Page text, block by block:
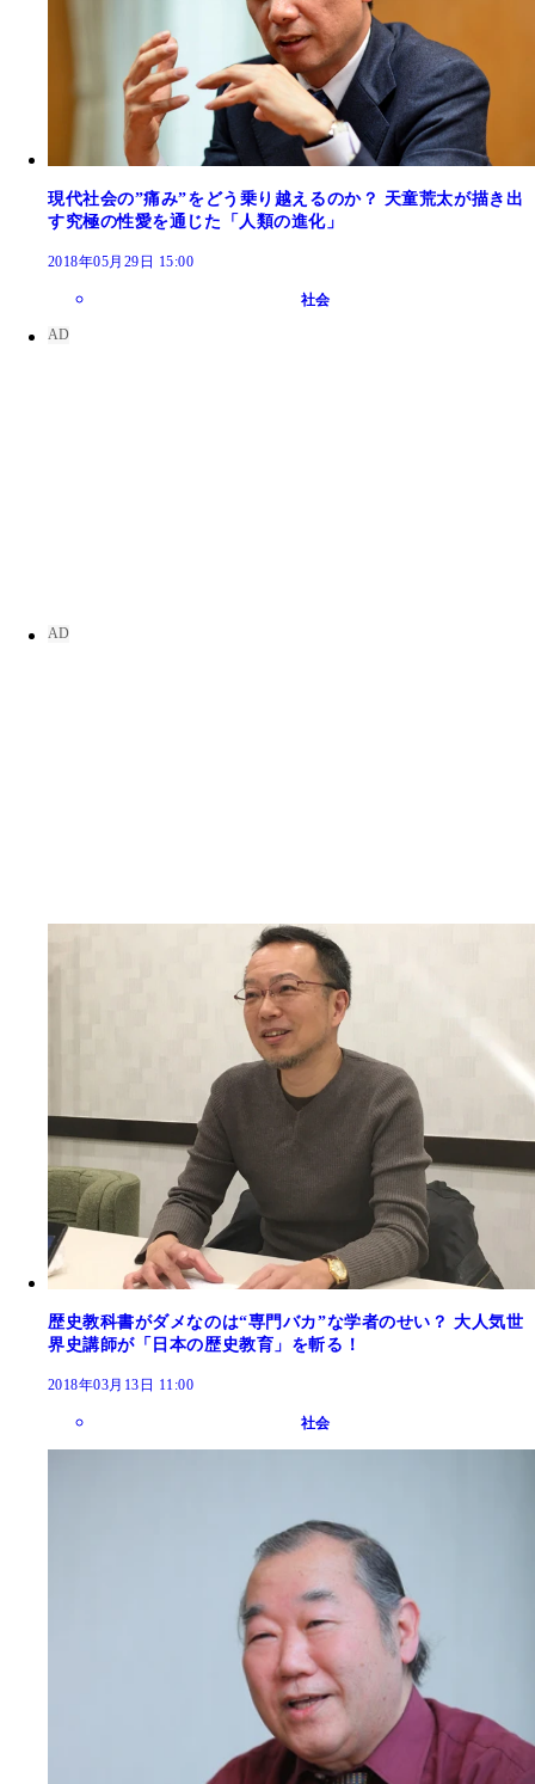
現代社会の”痛み”をどう乗り越えるのか？ 天童荒太が描き出
す究極の性愛を通じた「人類の進化」
2018年05月29日 15:00
社会
歴史教科書がダメなのは“専門バカ”な学者のせい？ 大人気世
界史講師が「日本の歴史教育」を斬る！
2018年03月13日 11:00
社会